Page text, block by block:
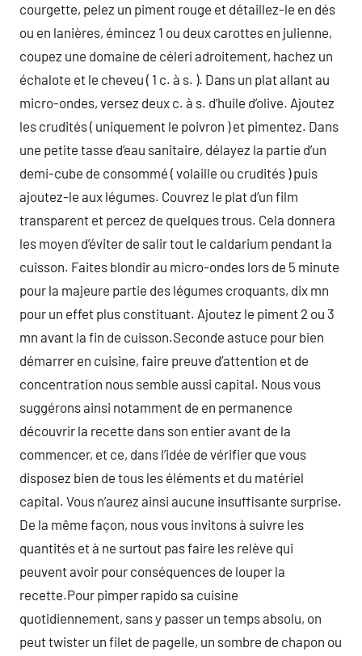
courgette, pelez un piment rouge et détaillez-le en dés
ou en lanières, émincez 1 ou deux carottes en julienne,
coupez une domaine de céleri adroitement, hachez un
échalote et le cheveu ( 1 c. à s. ). Dans un plat allant au
micro-ondes, versez deux c. à s. d’huile d’olive. Ajoutez
les crudités ( uniquement le poivron ) et pimentez. Dans
une petite tasse d’eau sanitaire, délayez la partie d’un
demi-cube de consommé ( volaille ou crudités ) puis
ajoutez-le aux légumes. Couvrez le plat d’un film
transparent et percez de quelques trous. Cela donnera
les moyen d’éviter de salir tout le caldarium pendant la
cuisson. Faites blondir au micro-ondes lors de 5 minute
pour la majeure partie des légumes croquants, dix mn
pour un effet plus constituant. Ajoutez le piment 2 ou 3
mn avant la fin de cuisson.Seconde astuce pour bien
démarrer en cuisine, faire preuve d’attention et de
concentration nous semble aussi capital. Nous vous
suggérons ainsi notamment de en permanence
découvrir la recette dans son entier avant de la
commencer, et ce, dans l’idée de vérifier que vous
disposez bien de tous les éléments et du matériel
capital. Vous n’aurez ainsi aucune insuffisante surprise.
De la même façon, nous vous invitons à suivre les
quantités et à ne surtout pas faire les relève qui
peuvent avoir pour conséquences de louper la
recette.Pour pimper rapido sa cuisine
quotidiennement, sans y passer un temps absolu, on
peut twister un filet de pagelle, un sombre de chapon ou